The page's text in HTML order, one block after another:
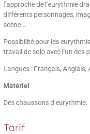
l’approche de l’eurythmie
différents personnages,
scène …
Possibilité pour les
travail de solo avec l’un des
Langues : Français, Anglais,
Matériel
Des chaussons d’eurythmie.
Tarif